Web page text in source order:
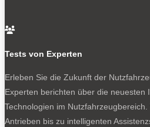

Tests von Experten
Erleben Sie die Zukunft der
Experten berichten über die neuesten
Technologien im
Antrieben bis zu intelligenten